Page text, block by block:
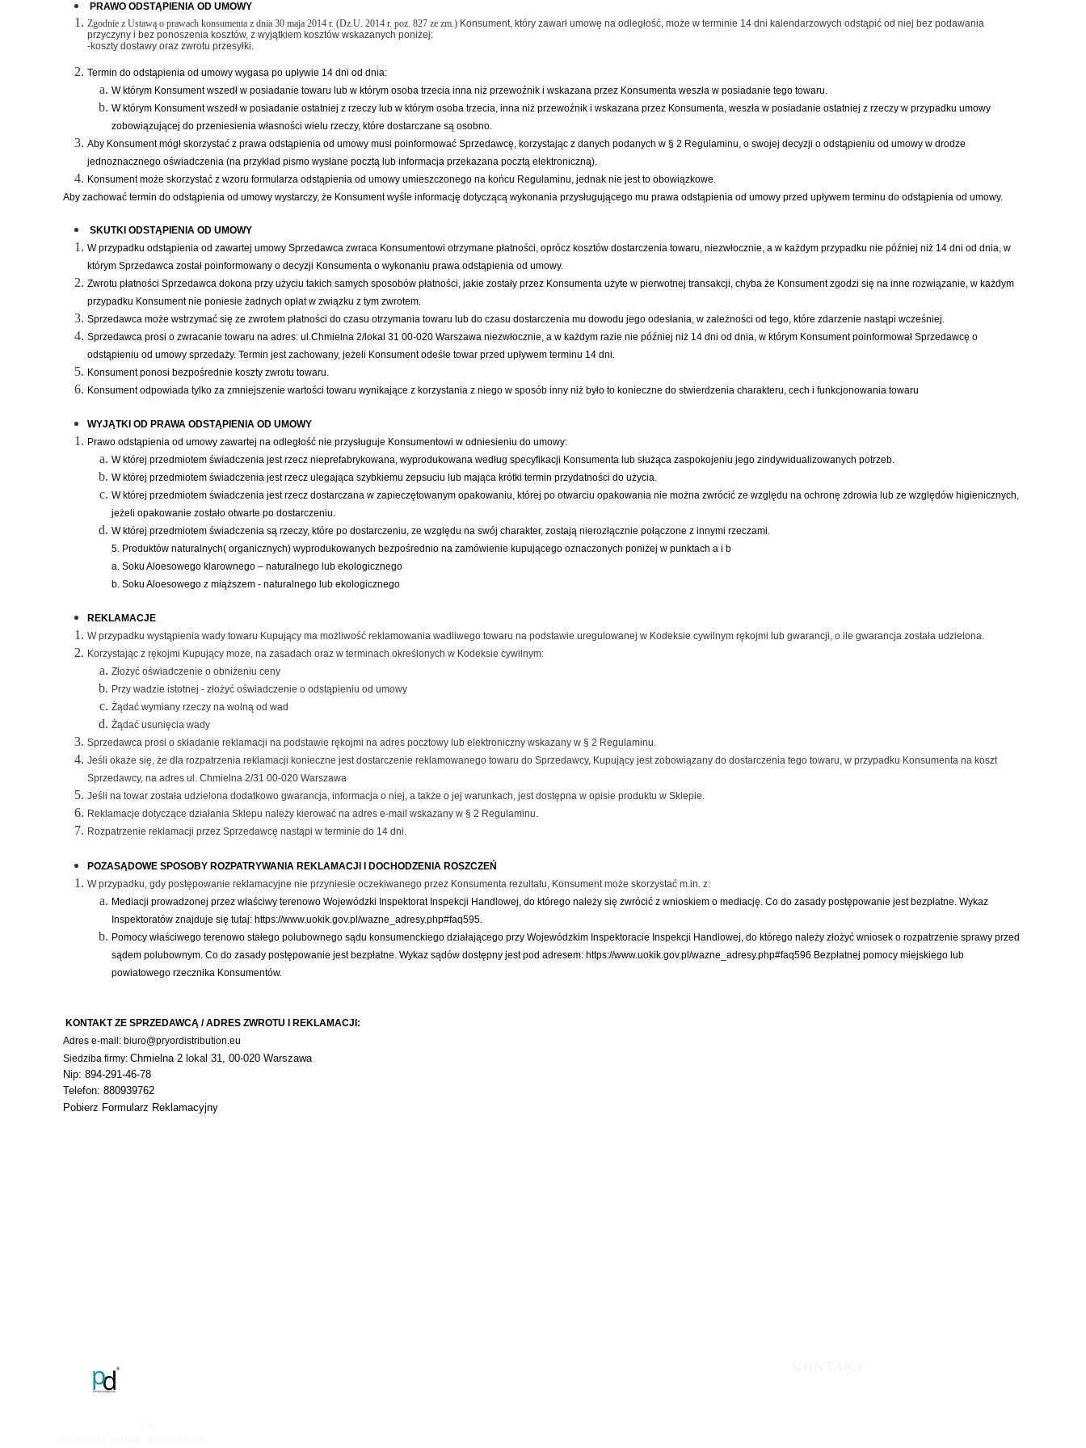
PRAWO ODSTĄPIENIA OD UMOWY
Zgodnie z Ustawą o prawach konsumenta z dnia 30 maja 2014 r. (Dz.U. 2014 r. poz. 827 ze zm.) Konsument, który zawarł umowę na odległość, może w terminie 14 dni kalendarzowych odstąpić od niej bez podawania
przyczyny i bez ponoszenia kosztów, z wyjątkiem kosztów wskazanych poniżej:
-koszty dostawy oraz zwrotu przesyłki.
Termin do odstąpienia od umowy wygasa po upływie 14 dni od dnia:
W którym Konsument wszedł w posiadanie towaru lub w którym osoba trzecia inna niż przewoźnik i wskazana przez Konsumenta weszła w posiadanie tego towaru.
W którym Konsument wszedł w posiadanie ostatniej z rzeczy lub w którym osoba trzecia, inna niż przewoźnik i wskazana przez Konsumenta, weszła w posiadanie ostatniej z rzeczy w przypadku umowy
zobowiązującej do przeniesienia własności wielu rzeczy, które dostarczane są osobno.
Aby Konsument mógł skorzystać z prawa odstąpienia od umowy musi poinformować Sprzedawcę, korzystając z danych podanych w § 2 Regulaminu, o swojej decyzji o odstąpieniu od umowy w drodze
jednoznacznego oświadczenia (na przykład pismo wysłane pocztą lub informacja przekazana pocztą elektroniczną).
Konsument może skorzystać z wzoru formularza odstąpienia od umowy umieszczonego na końcu Regulaminu, jednak nie jest to obowiązkowe.
Aby zachować termin do odstąpienia od umowy wystarczy, że Konsument wyśle informację dotyczącą wykonania przysługującego mu prawa odstąpienia od umowy przed upływem terminu do odstąpienia od umowy.
SKUTKI ODSTĄPIENIA OD UMOWY
W przypadku odstąpienia od zawartej umowy Sprzedawca zwraca Konsumentowi otrzymane płatności, oprócz kosztów dostarczenia towaru, niezwłocznie, a w każdym przypadku nie później niż 14 dni od dnia, w
którym Sprzedawca został poinformowany o decyzji Konsumenta o wykonaniu prawa odstąpienia od umowy.
Zwrotu płatności Sprzedawca dokona przy użyciu takich samych sposobów płatności, jakie zostały przez Konsumenta użyte w pierwotnej transakcji, chyba że Konsument zgodzi się na inne rozwiązanie, w każdym
przypadku Konsument nie poniesie żadnych opłat w związku z tym zwrotem.
Sprzedawca może wstrzymać się ze zwrotem płatności do czasu otrzymania towaru lub do czasu dostarczenia mu dowodu jego odesłania, w zależności od tego, które zdarzenie nastąpi wcześniej.
Sprzedawca prosi o zwracanie towaru na adres: ul.Chmielna 2/lokal 31 00-020 Warszawa niezwłocznie, a w każdym razie nie później niż 14 dni od dnia, w którym Konsument poinformował Sprzedawcę o
odstąpieniu od umowy sprzedaży. Termin jest zachowany, jeżeli Konsument odeśle towar przed upływem terminu 14 dni.
Konsument ponosi bezpośrednie koszty zwrotu towaru.
Konsument odpowiada tylko za zmniejszenie wartości towaru wynikające z korzystania z niego w sposób inny niż było to konieczne do stwierdzenia charakteru, cech i funkcjonowania towaru
WYJĄTKI OD PRAWA ODSTĄPIENIA OD UMOWY
Prawo odstąpienia od umowy zawartej na odległość nie przysługuje Konsumentowi w odniesieniu do umowy:
W której przedmiotem świadczenia jest rzecz nieprefabrykowana, wyprodukowana według specyfikacji Konsumenta lub służąca zaspokojeniu jego zindywidualizowanych potrzeb.
W której przedmiotem świadczenia jest rzecz ulegająca szybkiemu zepsuciu lub mająca krótki termin przydatności do użycia.
W której przedmiotem świadczenia jest rzecz dostarczana w zapieczętowanym opakowaniu, której po otwarciu opakowania nie można zwrócić ze względu na ochronę zdrowia lub ze względów higienicznych,
jeżeli opakowanie zostało otwarte po dostarczeniu.
W której przedmiotem świadczenia są rzeczy, które po dostarczeniu, ze względu na swój charakter, zostają nierozłącznie połączone z innymi rzeczami.
5. Produktów naturalnych( organicznych) wyprodukowanych bezpośrednio na zamówienie kupującego oznaczonych poniżej w punktach a i b
a. Soku Aloesowego klarownego – naturalnego lub ekologicznego
b. Soku Aloesowego z miąższem - naturalnego lub ekologicznego
REKLAMACJE
W przypadku wystąpienia wady towaru Kupujący ma możliwość reklamowania wadliwego towaru na podstawie uregulowanej w Kodeksie cywilnym rękojmi lub gwarancji, o ile gwarancja została udzielona.
Korzystając z rękojmi Kupujący może, na zasadach oraz w terminach określonych w Kodeksie cywilnym:
Złożyć oświadczenie o obniżeniu ceny
Przy wadzie istotnej - złożyć oświadczenie o odstąpieniu od umowy
Żądać wymiany rzeczy na wolną od wad
Żądać usunięcia wady
Sprzedawca prosi o składanie reklamacji na podstawie rękojmi na adres pocztowy lub elektroniczny wskazany w § 2 Regulaminu.
Jeśli okaże się, że dla rozpatrzenia reklamacji konieczne jest dostarczenie reklamowanego towaru do Sprzedawcy, Kupujący jest zobowiązany do dostarczenia tego towaru, w przypadku Konsumenta na koszt
Sprzedawcy, na adres ul. Chmielna 2/31 00-020 Warszawa
Jeśli na towar została udzielona dodatkowo gwarancja, informacja o niej, a także o jej warunkach, jest dostępna w opisie produktu w Sklepie.
Reklamacje dotyczące działania Sklepu należy kierować na adres e-mail wskazany w § 2 Regulaminu.
Rozpatrzenie reklamacji przez Sprzedawcę nastąpi w terminie do 14 dni.
POZASĄDOWE SPOSOBY ROZPATRYWANIA REKLAMACJI I DOCHODZENIA ROSZCZEŃ
W przypadku, gdy postępowanie reklamacyjne nie przyniesie oczekiwanego przez Konsumenta rezultatu, Konsument może skorzystać m.in. z:
Mediacji prowadzonej przez właściwy terenowo Wojewódzki Inspektorat Inspekcji Handlowej, do którego należy się zwrócić z wnioskiem o mediację. Co do zasady postępowanie jest bezpłatne. Wykaz
Inspektoratów znajduje się tutaj: https://www.uokik.gov.pl/wazne_adresy.php#faq595.
Pomocy właściwego terenowo stałego polubownego sądu konsumenckiego działającego przy Wojewódzkim Inspektoracie Inspekcji Handlowej, do którego należy złożyć wniosek o rozpatrzenie sprawy przed
sądem polubownym. Co do zasady postępowanie jest bezpłatne. Wykaz sądów dostępny jest pod adresem: https://www.uokik.gov.pl/wazne_adresy.php#faq596 Bezpłatnej pomocy miejskiego lub
powiatowego rzecznika Konsumentów.
KONTAKT ZE SPRZEDAWCĄ / ADRES ZWROTU I REKLAMACJI:
Adres e-mail: biuro@pryordistribution.eu
Siedziba firmy: Chmielna 2 lokal 31, 00-020 Warszawa
Nip: 894-291-46-78
Telefon: 880939762
Pobierz Formularz Reklamacyjny